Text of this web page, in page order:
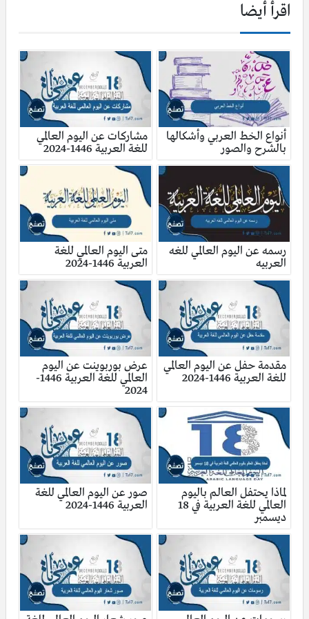
اقرأ أيضا
أنواع الخط العربي وأشكالها
بالشرح والصور
مشاركات عن اليوم العالمي
للغة العربية 1446-2024
رسمه عن اليوم العالمي للغه
العربيه
متى اليوم العالمي للغة
العربية 1446-2024
مقدمة حفل عن اليوم العالمي
للغة العربية 1446-2024
عرض بوربوينت عن اليوم
العالمي للغة العربية 1446-
2024
لماذا يحتفل العالم باليوم
العالمي للغة العربية في 18
ديسمبر
صور عن اليوم العالمي للغة
العربية 1446-2024